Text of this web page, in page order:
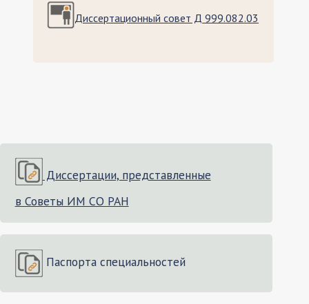
Диссертационный совет Д 999.082.03
Диссертации, представленные
в Советы ИМ СО РАН
Паспорта специальностей